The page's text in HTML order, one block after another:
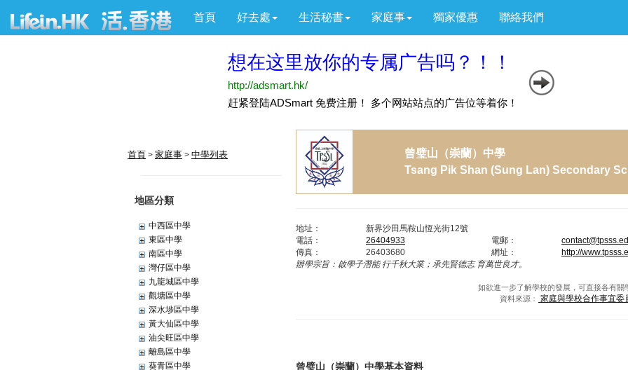
首頁 好去處 生活秘書 家庭事 獨家優惠 聯絡我們
首頁 > 家庭事 > 中學列表
地區分類
中西區中學
東區中學
南區中學
灣仔區中學
九龍城區中學
觀塘區中學
深水埗區中學
黃大仙區中學
油尖旺區中學
離島區中學
葵青區中學
曾璧山（崇蘭）中學
Tsang Pik Shan (Sung Lan) Secondary
地址：
新界沙田馬鞍山恆光街12號
電話：
26404933 電郵：
傳真：
26403680 網址：
http://
辦學宗旨： 啟學子潛能 行千秋大業；承先賢德志 育萬世良才。
如欲進一步了解學校的發展，可直接各有關
資料來源﹕
家庭與學校合作事宜委
曾璧山（崇蘭）中學基本資料